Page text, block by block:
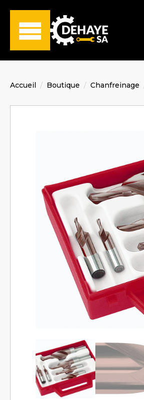
Accueil Boutique Chanfreinage